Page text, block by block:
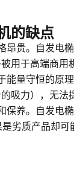
的缺点
昂贵。自发电
用于高端商用
能量守恒的原
吸力），无法
保养。自发电
劣质产品却